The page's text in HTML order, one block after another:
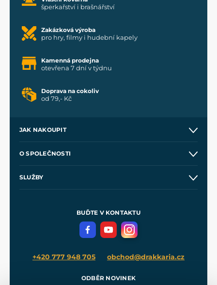
šperkařství i brašnářství
Zakázková výroba
pro hry, filmy i hudební kapely
Kamenná prodejna
otevřena 7 dní v týdnu
Doprava na cokoliv
od 79,- Kč
JAK NAKOUPIT
Velkoobchod
O SPOLEČNOSTI
SLUŽBY
Meče pro Kingdom Come
BUĎTE V KONTAKTU
+420 777 948 705 obchod@drakkaria.cz
ODBĚR NOVINEK